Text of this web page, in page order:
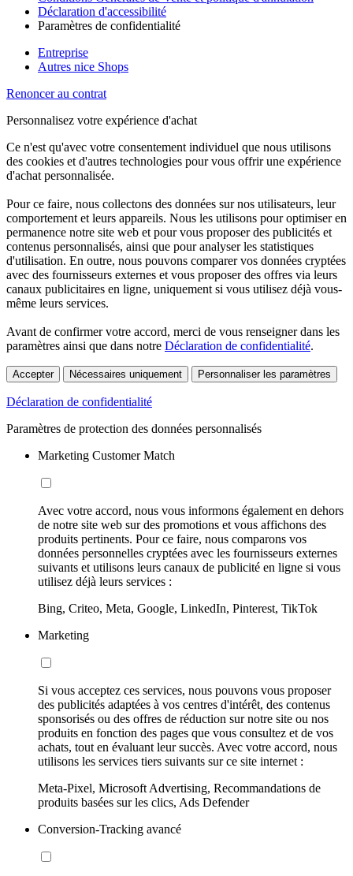
Déclaration d'accessibilité
Paramètres de confidentialité
Entreprise
Autres nice Shops
Renoncer au contrat
Personnalisez votre expérience d'achat
Ce n'est qu'avec votre consentement individuel que nous utilisons
des cookies et d'autres technologies pour vous offrir une expérience
d'achat personnalisée.
Pour ce faire, nous collectons des données sur nos utilisateurs, leur
comportement et leurs appareils. Nous les utilisons pour optimiser en
permanence notre site web et pour vous proposer des publicités et
contenus personnalisés, ainsi que pour analyser les statistiques
d'utilisation. En outre, nous pouvons comparer vos données cryptées
avec des fournisseurs externes et vous proposer des offres via leurs
canaux publicitaires en ligne, uniquement si vous utilisez déjà vous-
même leurs services.
Avant de confirmer votre accord, merci de vous renseigner dans les
paramètres ainsi que dans notre Déclaration de confidentialité.
Accepter Nécessaires uniquement Personnaliser les paramètres
Déclaration de confidentialité
Paramètres de protection des données personnalisés
Marketing Customer Match
Avec votre accord, nous vous informons également en dehors
de notre site web sur des promotions et vous affichons des
produits pertinents. Pour ce faire, nous comparons vos
données personnelles cryptées avec les fournisseurs externes
suivants et utilisons leurs canaux de publicité en ligne si vous
utilisez déjà leurs services :
Bing, Criteo, Meta, Google, LinkedIn, Pinterest, TikTok
Marketing
Si vous acceptez ces services, nous pouvons vous proposer
des publicités adaptées à vos centres d'intérêt, des contenus
sponsorisés ou des offres de réduction sur notre site ou nos
produits en fonction des pages que vous consultez et de vos
achats, tout en évaluant leur succès. Avec votre accord, nous
utilisons les services tiers suivants sur ce site internet :
Meta-Pixel, Microsoft Advertising, Recommandations de
produits basées sur les clics, Ads Defender
Conversion-Tracking avancé